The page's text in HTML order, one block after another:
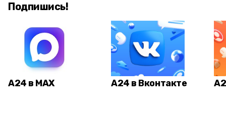
Подпишись!
А24 в MAX А24 в Вконтакте